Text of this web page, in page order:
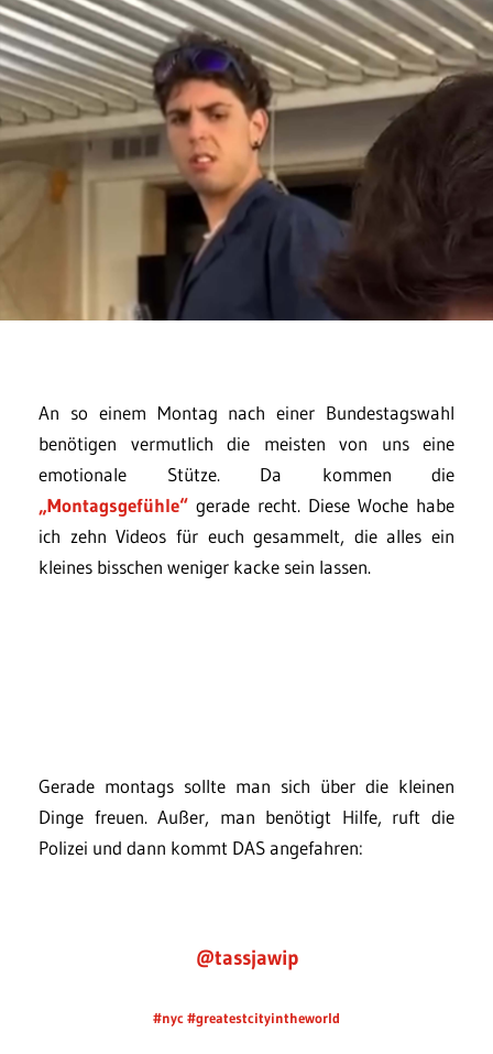
An so einem Montag nach einer Bundestagswahl
benötigen vermutlich die meisten von uns eine
emotionale Stütze. Da kommen die
„Montagsgefühle“ gerade recht. Diese Woche habe
ich zehn Videos für euch gesammelt, die alles ein
kleines bisschen weniger kacke sein lassen.
Gerade montags sollte man sich über die kleinen
Dinge freuen. Außer, man benötigt Hilfe, ruft die
Polizei und dann kommt DAS angefahren:
@tassjawip
#nyc #greatestcityintheworld